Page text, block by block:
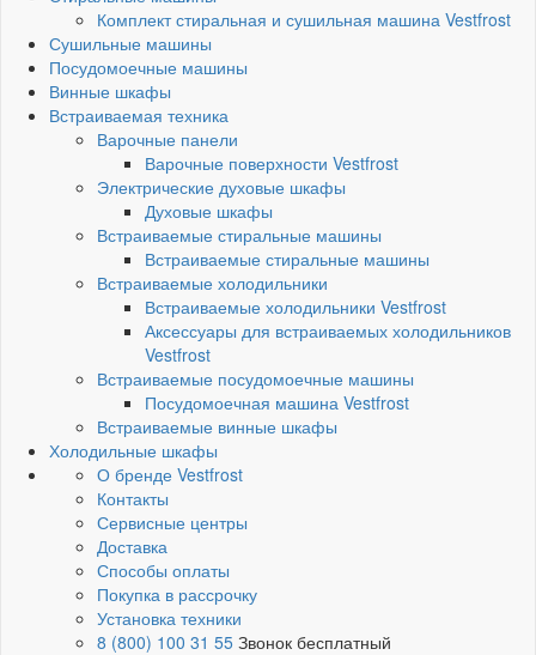
Комплект стиральная и сушильная машина Vestfrost
Сушильные машины
Посудомоечные машины
Винные шкафы
Встраиваемая техника
Варочные панели
Варочные поверхности Vestfrost
Электрические духовые шкафы
Духовые шкафы
Встраиваемые стиральные машины
Встраиваемые стиральные машины
Встраиваемые холодильники
Встраиваемые холодильники Vestfrost
Аксессуары для встраиваемых холодильников
Vestfrost
Встраиваемые посудомоечные машины
Посудомоечная машина Vestfrost
Встраиваемые винные шкафы
Холодильные шкафы
О бренде Vestfrost
Контакты
Сервисные центры
Доставка
Способы оплаты
Покупка в рассрочку
Установка техники
8 (800) 100 31 55 Звонок бесплатный